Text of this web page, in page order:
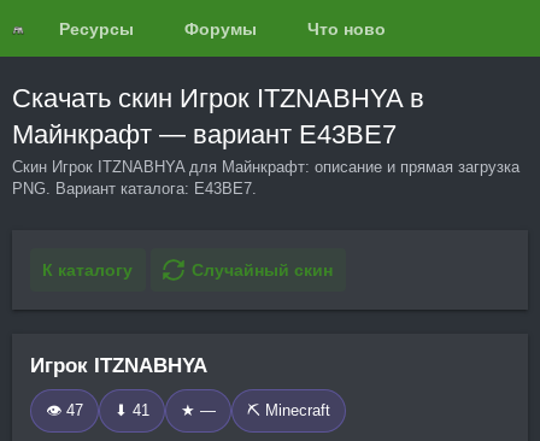
Ресурсы Форумы Что нового?
Скачать скин Игрок ITZNABHYA в
Майнкрафт — вариант E43BE7
Скин Игрок ITZNABHYA для Майнкрафт: описание и прямая загрузка
PNG. Вариант каталога: E43BE7.
К каталогу Случайный скин
Игрок ITZNABHYA
👁 47 ⬇ 41 ★ — ⛏️ Minecraft